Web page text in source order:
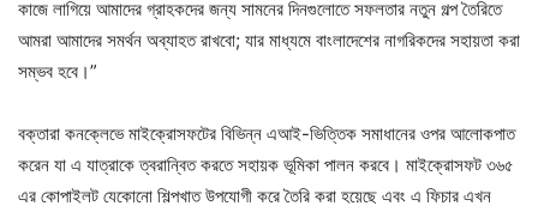
কাজে লাগিয়ে আমাদের গ্রাহকদের জন্য সামনের দিনগুলোতে সফলতার নতুন গল্প তৈরিতে
আমরা আমাদের সমর্থন অব্যাহত রাখবো; যার মাধ্যমে বাংলাদেশের নাগরিকদের সহায়তা করা
সম্ভব হবে।”
বক্তারা কনক্লেভে মাইক্রোসফটের বিভিন্ন এআই-ভিত্তিক সমাধানের ওপর আলোকপাত
করেন যা এ যাত্রাকে ত্বরান্বিত করতে সহায়ক ভূমিকা পালন করবে। মাইক্রোসফট ৩৬৫
এর কোপাইলট যেকোনো শিল্পখাত উপযোগী করে তৈরি করা হয়েছে এবং এ ফিচার এখন